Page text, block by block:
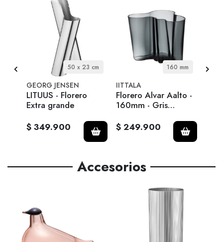
50 x 23 cm
GEORG JENSEN
LITUUS - Florero
Extra grande
$ 349.900
160 mm
IITTALA
Florero Alvar Aalto -
160mm - Gris
$ 249.900
Accesorios